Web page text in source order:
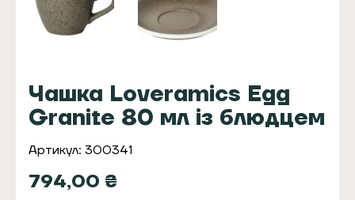
Чашка Loveramics Egg
Granite 80 мл із блюдцем
Артикул: 300341
794,00 ₴